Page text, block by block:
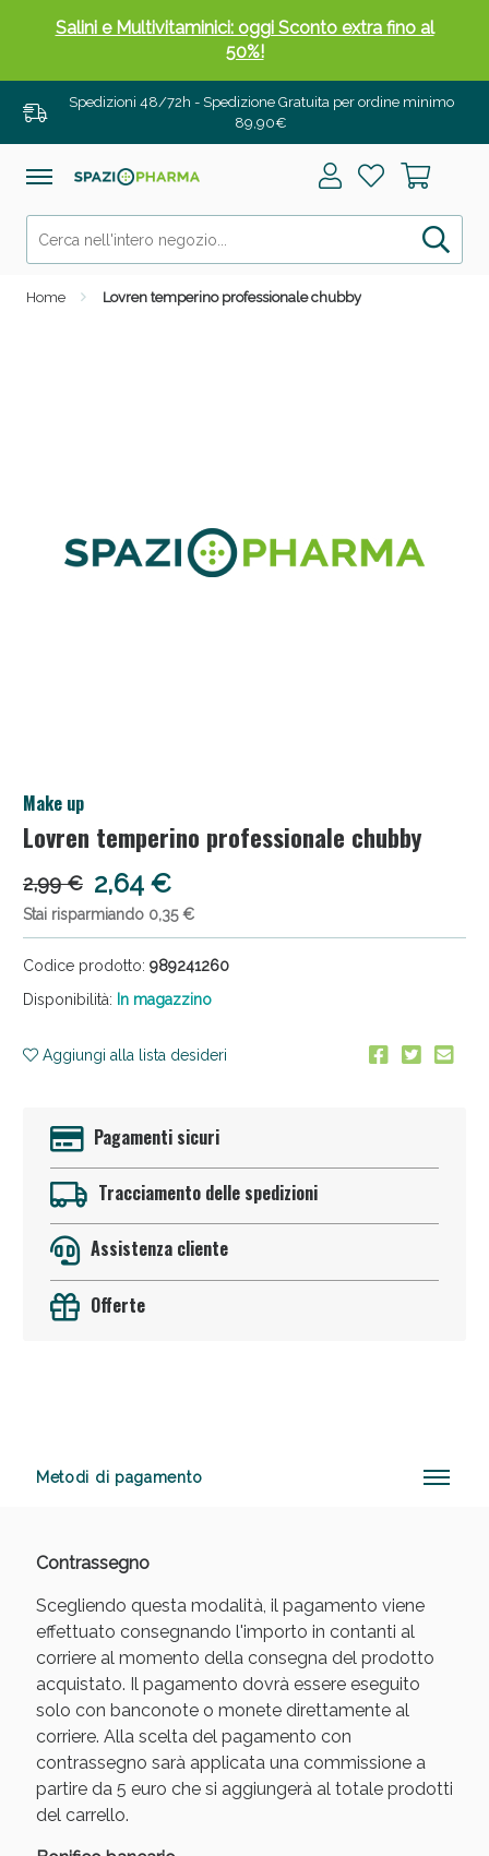
Spedizioni 48/72h - Spedizione Gratuita per ordine minimo
89,90€
Home Lovren temperino professionale chubby
Make up
Lovren temperino professionale chubby
2,99 € 2,64 €
Stai risparmiando 0,35 €
Codice prodotto: 989241260
Disponibilità: In magazzino
Aggiungi alla lista desideri
Pagamenti sicuri
Tracciamento delle spedizioni
Assistenza cliente
Offerte
Metodi di pagamento
Contrassegno
Scegliendo questa modalità, il pagamento viene
effettuato consegnando l'importo in contanti al
corriere al momento della consegna del prodotto
acquistato. Il pagamento dovrà essere eseguito
solo con banconote o monete direttamente al
corriere. Alla scelta del pagamento con
contrassegno sarà applicata una commissione a
partire da 5 euro che si aggiungerà al totale prodotti
del carrello.
Salini e Multivitaminici: oggi Sconto extra fino al
50%!
Anticellulite e Fanghi: Sconto fino al 40% valido
Sconto fino al 55% disponibile oggi!
Vie Urinarie e Prostata: Sconti fino al 45% oggi!